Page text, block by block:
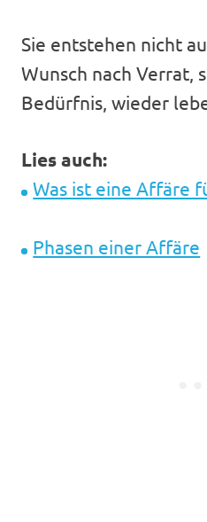
Sie entstehen nicht
Wunsch nach Verrat,
Bedürfnis, wieder
Lies auch:
Was ist eine Affäre
Phasen einer Affäre